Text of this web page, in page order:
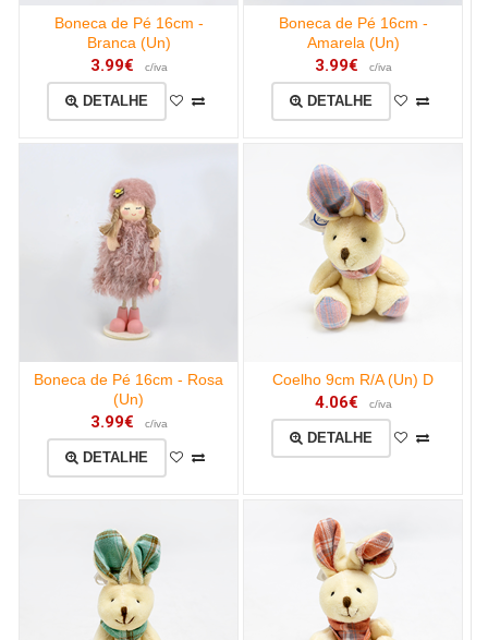
Boneca de Pé 16cm -
Branca (Un)
3.99€ c/iva
DETALHE
Boneca de Pé 16cm -
Amarela (Un)
3.99€ c/iva
DETALHE
Boneca de Pé 16cm - Rosa
(Un)
3.99€ c/iva
DETALHE
Coelho 9cm R/A (Un) D
4.06€ c/iva
DETALHE